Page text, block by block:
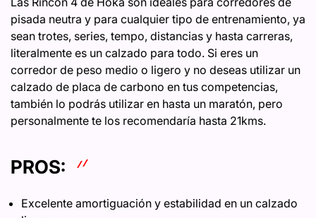
pisada neutra y para cualquier tipo de entrenamiento, ya
sean trotes, series, tempo, distancias y hasta carreras,
literalmente es un calzado para todo. Si eres un
corredor de peso medio o ligero y no deseas utilizar un
calzado de placa de carbono en tus competencias,
también lo podrás utilizar en hasta un maratón, pero
personalmente te los recomendaría hasta 21kms.
PROS:
Excelente amortiguación y estabilidad en un calzado